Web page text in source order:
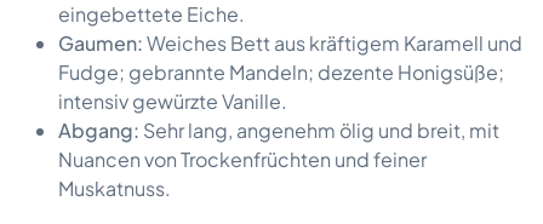
eingebettete Eiche.
Gaumen:Weiches Bett aus kräftigem Karamell und
Fudge; gebrannte Mandeln; dezente Honigsüße;
intensiv gewürzte Vanille.
Abgang: Sehr lang, angenehm ölig und breit, mit
Nuancen von Trockenfrüchten und feiner
Muskatnuss.